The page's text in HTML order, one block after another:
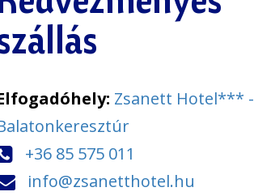
Zsanett Hotel*** -
+36 85 575 011
info@zsanetthotel.hu